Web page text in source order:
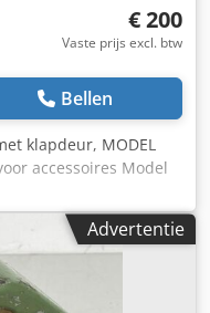
€ 200
Vaste prijs excl. btw
Bellen
klapdeur, MODEL
accessoires Model
bodems
Lengte: 1000 mm
Advertentie